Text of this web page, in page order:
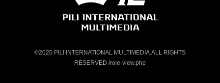
©2020 PILI INTERNATIONAL MULTIMEDIA.ALL RIGHTS
RESERVED /role-view.php